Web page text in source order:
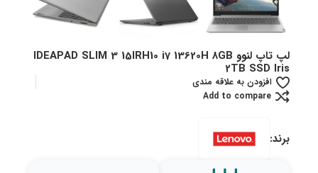
لپ تاپ لنوو IDEAPAD SLIM 3 15IRH10 i7 13620H 8GB
2TB SSD Iris
افزودن به علاقه مندی
Add to compare
برند: